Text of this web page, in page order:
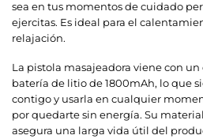
sea en tus momentos de cuidado
ejercitas. Es ideal para el
relajación.
La pistola masajeadora viene con un
batería de litio de 1800mAh, lo que
contigo y usarla en cualquier
por quedarte sin energía. Su
asegura una larga vida útil del